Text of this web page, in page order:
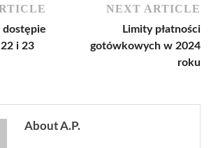
dostępie
i 23
NEXT ARTICLE
Limity płatności
gotówkowych w 2024
roku
About A.P.